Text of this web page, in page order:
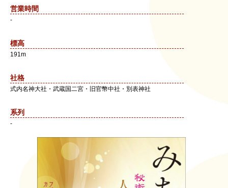
営業時間
-
標高
191m
社格
式内名神大社・武蔵国二宮・旧官幣中社・別表神社
系列
-